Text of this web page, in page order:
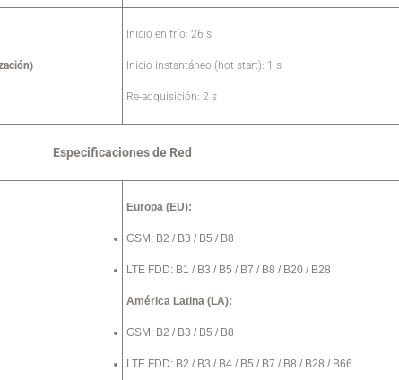
Inicio en frío: 26 s
Inicio instantáneo (hot start): 1 s
Re-adquisición: 2 s
Especificaciones de Red
Europa (EU):
GSM: B2 / B3 / B5 / B8
LTE FDD: B1 / B3 / B5 / B7 / B8 / B20 / B28
América Latina (LA):
GSM: B2 / B3 / B5 / B8
LTE FDD: B2 / B3 / B4 / B5 / B7 / B8 / B28 / B66